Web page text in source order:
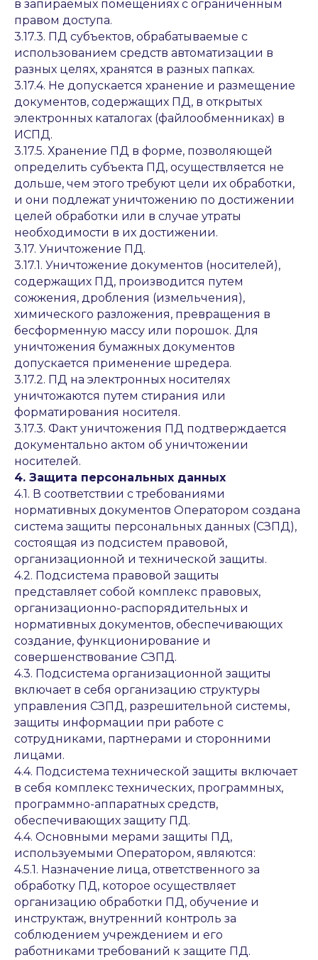
в запираемых помещениях с ограниченным
правом доступа.
3.17.3. ПД субъектов, обрабатываемые с
использованием средств автоматизации в
разных целях, хранятся в разных папках.
3.17.4. Не допускается хранение и размещение
документов, содержащих ПД, в открытых
электронных каталогах (файлообменниках) в
ИСПД.
3.17.5. Хранение ПД в форме, позволяющей
определить субъекта ПД, осуществляется не
дольше, чем этого требуют цели их обработки,
и они подлежат уничтожению по достижении
целей обработки или в случае утраты
необходимости в их достижении.
3.17. Уничтожение ПД.
3.17.1. Уничтожение документов (носителей),
содержащих ПД, производится путем
сожжения, дробления (измельчения),
химического разложения, превращения в
бесформенную массу или порошок. Для
уничтожения бумажных документов
допускается применение шредера.
3.17.2. ПД на электронных носителях
уничтожаются путем стирания или
форматирования носителя.
3.17.3. Факт уничтожения ПД подтверждается
документально актом об уничтожении
носителей.
4. Защита персональных данных
4.1. В соответствии с требованиями
нормативных документов Оператором создана
система защиты персональных данных (СЗПД),
состоящая из подсистем правовой,
организационной и технической защиты.
4.2. Подсистема правовой защиты
представляет собой комплекс правовых,
организационно-распорядительных и
нормативных документов, обеспечивающих
создание, функционирование и
совершенствование СЗПД.
4.3. Подсистема организационной защиты
включает в себя организацию структуры
управления СЗПД, разрешительной системы,
защиты информации при работе с
сотрудниками, партнерами и сторонними
лицами.
4.4. Подсистема технической защиты включает
в себя комплекс технических, программных,
программно-аппаратных средств,
обеспечивающих защиту ПД.
4.4. Основными мерами защиты ПД,
используемыми Оператором, являются:
4.5.1. Назначение лица, ответственного за
обработку ПД, которое осуществляет
организацию обработки ПД, обучение и
инструктаж, внутренний контроль за
соблюдением учреждением и его
работниками требований к защите ПД.